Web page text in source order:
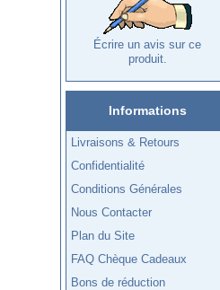
Écrire un avis sur ce
produit.
Informations
Livraisons & Retours
Confidentialité
Conditions Générales
Nous Contacter
Plan du Site
FAQ Chèque Cadeaux
Bons de réduction